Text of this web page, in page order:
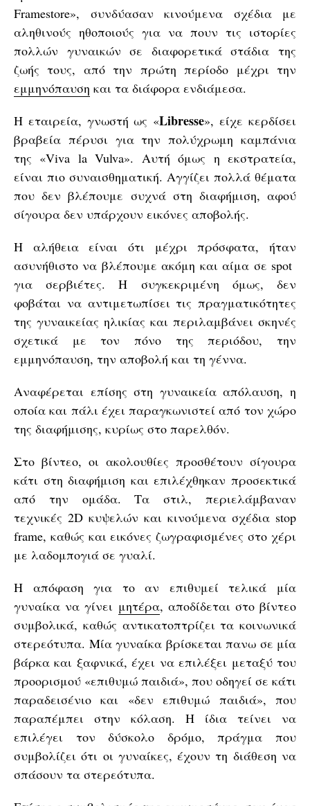
Framestore», συνδύασαν κινούμενα σχέδια με
αληθινούς ηθοποιούς για να πουν τις ιστορίες
πολλών γυναικών σε διαφορετικά στάδια της
ζωής τους, από την πρώτη περίοδο μέχρι την
εμμηνόπαυση και τα διάφορα ενδιάμεσα.
Η εταιρεία, γνωστή ως «Libresse», είχε κερδίσει
βραβεία πέρυσι για την πολύχρωμη καμπάνια
της «Viva la Vulva». Αυτή όμως η εκστρατεία,
είναι πιο συναισθηματική. Αγγίζει πολλά θέματα
που δεν βλέπουμε συχνά στη διαφήμιση, αφού
σίγουρα δεν υπάρχουν εικόνες αποβολής.
Η αλήθεια είναι ότι μέχρι πρόσφατα, ήταν
ασυνήθιστο να βλέπουμε ακόμη και αίμα σε spot
για σερβιέτες. Η συγκεκριμένη όμως, δεν
φοβάται να αντιμετωπίσει τις πραγματικότητες
της γυναικείας ηλικίας και περιλαμβάνει σκηνές
σχετικά με τον πόνο της περιόδου, την
εμμηνόπαυση, την αποβολή και τη γέννα.
Αναφέρεται επίσης στη γυναικεία απόλαυση, η
οποία και πάλι έχει παραγκωνιστεί από τον χώρο
της διαφήμισης, κυρίως στο παρελθόν.
Στο βίντεο, οι ακολουθίες προσθέτουν σίγουρα
κάτι στη διαφήμιση και επιλέχθηκαν προσεκτικά
από την ομάδα. Τα στιλ, περιελάμβαναν
τεχνικές 2D κυψελών και κινούμενα σχέδια stop
frame, καθώς και εικόνες ζωγραφισμένες στο χέρι
με λαδομπογιά σε γυαλί.
Η απόφαση για το αν επιθυμεί τελικά μία
γυναίκα να γίνει μητέρα, αποδίδεται στο βίντεο
συμβολικά, καθώς αντικατοπτρίζει τα κοινωνικά
στερεότυπα. Μία γυναίκα βρίσκεται πανω σε μία
βάρκα και ξαφνικά, έχει να επιλέξει μεταξύ του
προορισμού «επιθυμώ παιδιά», που οδηγεί σε κάτι
παραδεισένιο και «δεν επιθυμώ παιδιά», που
παραπέμπει στην κόλαση. Η ίδια τείνει να
επιλέγει τον δύσκολο δρόμο, πράγμα που
συμβολίζει ότι οι γυναίκες, έχουν τη διάθεση να
σπάσουν τα στερεότυπα.